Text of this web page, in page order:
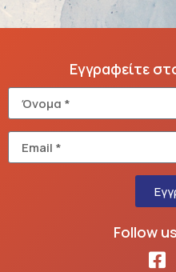
Εγγραφείτε
Follow